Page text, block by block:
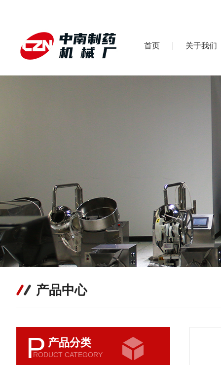
首页 关于我们
产品中心
P 产品分类
RODUCT CATEGORY